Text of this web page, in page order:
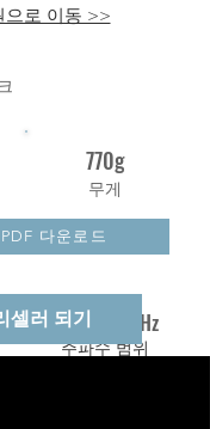
으로 이동 >>
770g
무게
2kHz~100kHz
주파수 범위
다운로드
셀러 되기